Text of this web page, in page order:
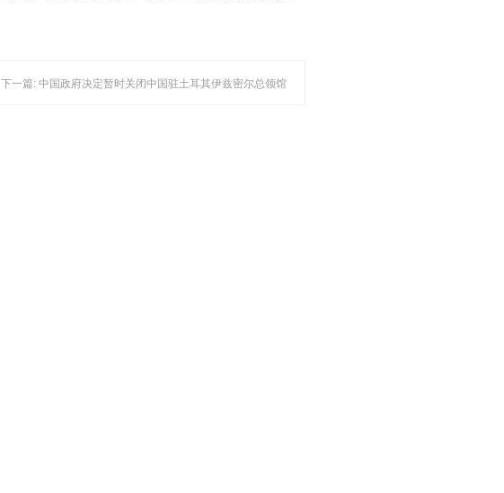
下一篇: 中国政府决定暂时关闭中国驻土耳其伊兹密尔总领馆